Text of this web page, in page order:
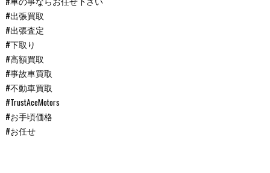
#出張買取
#出張査定
#下取り
#高額買取
#事故車買取
#不動車買取
#TrustAceMotors
#お手頃価格
#お任せ